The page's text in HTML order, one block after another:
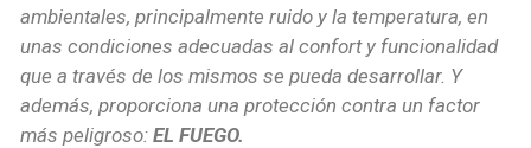
ambientales, principalmente ruido y la temperatura, en
unas condiciones adecuadas al confort y funcionalidad
que a través de los mismos se pueda desarrollar. Y
además, proporciona una protección contra un factor
más peligroso: EL FUEGO.